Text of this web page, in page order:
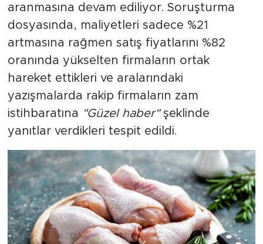
aranmasına devam ediliyor. Soruşturma
dosyasında, maliyetleri sadece %21
artmasına rağmen satış fiyatlarını %82
oranında yükselten firmaların ortak
hareket ettikleri ve aralarındaki
yazışmalarda rakip firmaların zam
istihbaratına "Güzel haber"şeklinde
yanıtlar verdikleri tespit edildi.